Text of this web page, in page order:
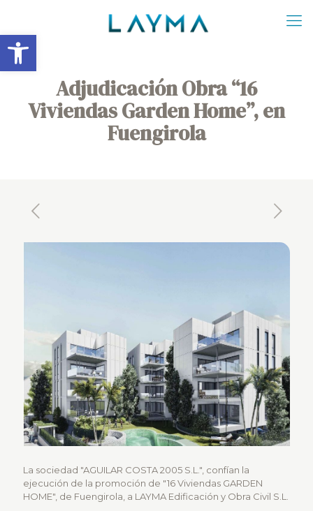
Abrir barra de herramientas
Adjudicación Obra “16
Viviendas Garden Home”, en
Fuengirola
La sociedad "AGUILAR COSTA 2005 S.L.", confían la
ejecución de la promoción de "16 Viviendas GARDEN
HOME", de Fuengirola, a LAYMA Edificación y Obra Civil S.L.